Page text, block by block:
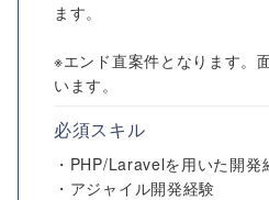
ます。
※エンド直案件となります。
います。
必須スキル
・PHP/Laravelを用いた開発
・アジャイル開発経験